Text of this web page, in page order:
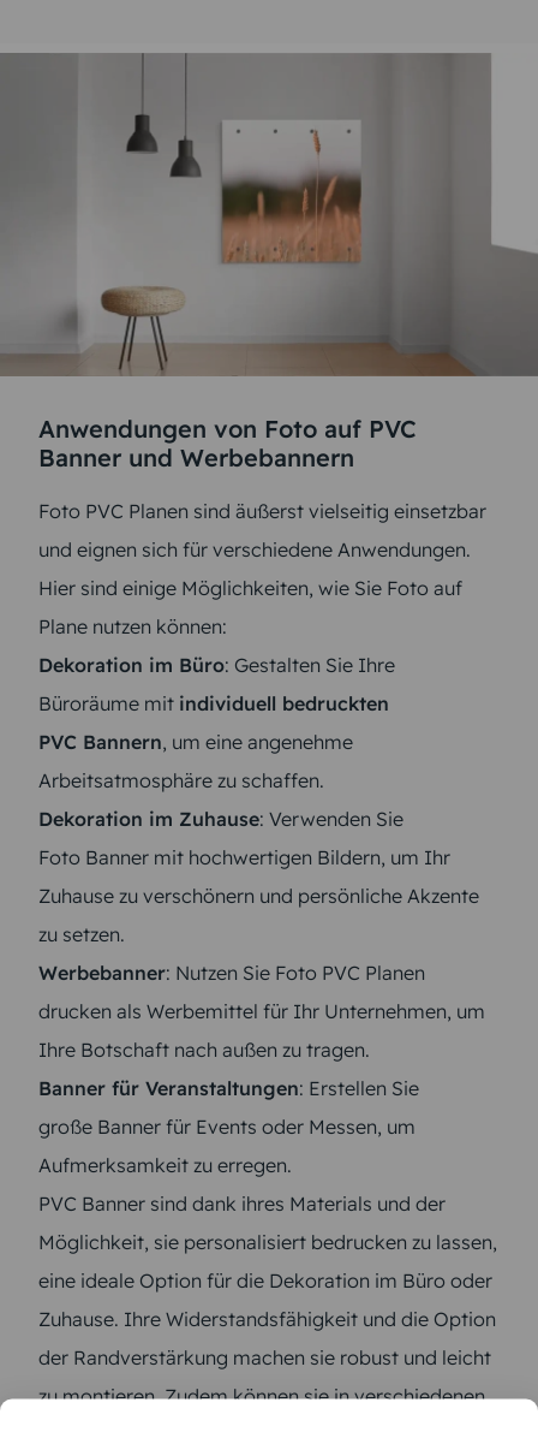
Anwendungen von Foto auf PVC
Banner und Werbebannern
Foto PVC Planen sind äußerst vielseitig einsetzbar
und eignen sich für verschiedene Anwendungen.
Hier sind einige Möglichkeiten, wie Sie Foto auf
Plane nutzen können:
Dekoration im Büro: Gestalten Sie Ihre
Büroräume mit individuell bedruckten
PVC Bannern, um eine angenehme
Arbeitsatmosphäre zu schaffen.
Dekoration im Zuhause: Verwenden Sie
Foto Banner mit hochwertigen Bildern, um Ihr
Zuhause zu verschönern und persönliche Akzente
zu setzen.
Werbebanner: Nutzen Sie Foto PVC Planen
drucken als Werbemittel für Ihr Unternehmen, um
Ihre Botschaft nach außen zu tragen.
Banner für Veranstaltungen: Erstellen Sie
große Banner für Events oder Messen, um
Aufmerksamkeit zu erregen.
PVC Banner sind dank ihres Materials und der
Möglichkeit, sie personalisiert bedrucken zu lassen,
eine ideale Option für die Dekoration im Büro oder
Zuhause. Ihre Widerstandsfähigkeit und die Option
der Randverstärkung machen sie robust und leicht
zu montieren. Zudem können sie in verschiedenen